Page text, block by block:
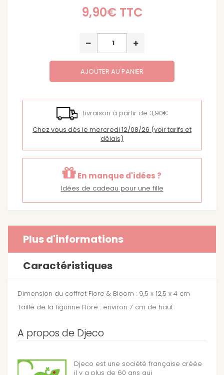
9,90€TTC
AJOUTER AU PANIER
Livraison à partir de 3,90€
Chez vous dès le mercredi 12/08/26 (voir tarifs et
délais)
En manque d'idées ?
Idées de cadeau pour une fille
Plus d'informations
Caractéristiques
Dimension du coffret Flore & Bloom : 9,5 x 12,5 x 4 cm
Taille de la figurine Flore : environ 7 cm de haut
A propos de Djeco
Djeco est une société française créée
il y a plus de 60 ans qui